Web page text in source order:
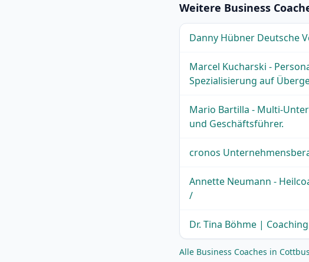
Weitere Business
Danny Hübner Deutsche
Marcel Kucharski -
Spezialisierung auf
Mario Bartilla - Multi-
und Geschäftsführer.
cronos
Annette Neumann -
/
Dr. Tina Böhme |
Alle Business Coaches in